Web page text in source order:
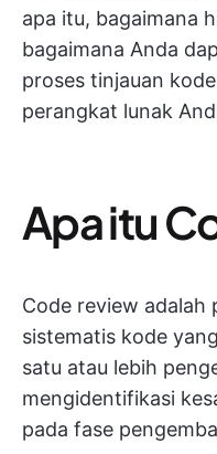
apa itu, bagaimana
bagaimana Anda
proses tinjauan
perangkat lunak
Apa itu
Code review adalah
sistematis kode
satu atau lebih
mengidentifikasi
pada fase